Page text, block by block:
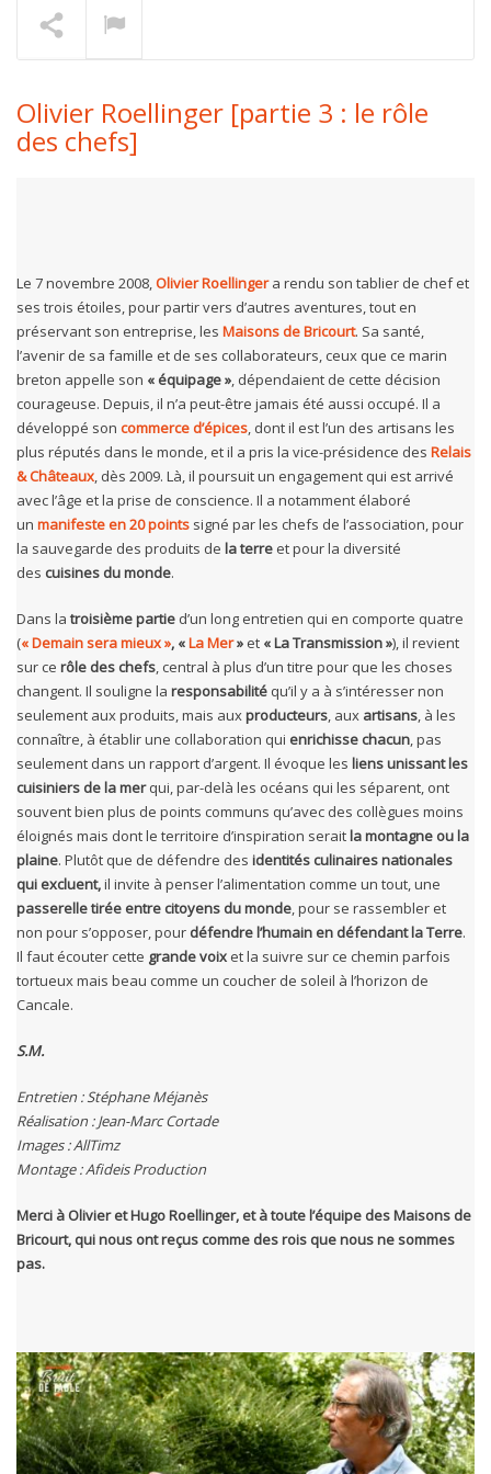
Olivier Roellinger [partie 3 : le rôle
des chefs]
Le 7 novembre 2008,Olivier Roellingera rendu son tablier de chef et
ses trois étoiles, pour partir vers d’autres aventures, tout en
préservant son entreprise, les Maisons de Bricourt. Sa santé,
l’avenir de sa famille et de ses collaborateurs, ceux que ce marin
breton appelle son « équipage », dépendaient de cette décision
courageuse. Depuis, il n’a peut-être jamais été aussi occupé. Il a
développé son commerce d’épices, dont il est l’un des artisans les
plus réputés dans le monde, et il a pris la vice-présidence des Relais
& Châteaux, dès 2009. Là, il poursuit un engagement qui est arrivé
avec l’âge et la prise de conscience. Il a notamment élaboré
un manifeste en 20 points signé par les chefs de l’association, pour
la sauvegarde des produits de la terre et pour la diversité
des cuisines du monde.
Dans la troisième partie d’un long entretien qui en comporte quatre
(« Demain sera mieux », «La Mer» et « La Transmission »), il revient
sur ce rôle des chefs, central à plus d’un titre pour que les choses
changent. Il souligne la responsabilité qu’il y a à s’intéresser non
seulement aux produits, mais auxproducteurs, aux artisans, à les
connaître, à établir une collaboration qui enrichisse chacun, pas
seulement dans un rapport d’argent. Il évoque les liens unissant les
cuisiniers de la merqui, par-delà les océans qui les séparent, ont
souvent bien plus de points communs qu’avec des collègues moins
éloignés mais dont le territoire d’inspiration seraitla montagne ou la
plaine. Plutôt que de défendre des identités culinaires nationales
qui excluent,il invite à penser l’alimentation comme un tout, une
passerelle tirée entre citoyens du monde, pour se rassembler et
non pour s’opposer, pour défendre l’humain en défendant la Terre.
Il faut écouter cette grande voix et la suivre sur ce chemin parfois
tortueux mais beau comme un coucher de soleil à l’horizon de
Cancale.
S.M.
Entretien : Stéphane Méjanès
Réalisation : Jean-Marc Cortade
Images : AllTimz
Montage : Afideis Production
Merci à Olivier et Hugo Roellinger, et à toute l’équipe des Maisons de
Bricourt, qui nous ont reçus comme des rois que nous ne sommes
pas.